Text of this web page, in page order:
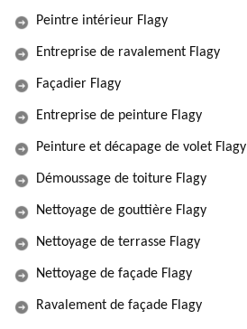
Peintre intérieur Flagy
Entreprise de ravalement Flagy
Façadier Flagy
Entreprise de peinture Flagy
Peinture et décapage de volet Flagy
Démoussage de toiture Flagy
Nettoyage de gouttière Flagy
Nettoyage de terrasse Flagy
Nettoyage de façade Flagy
Ravalement de façade Flagy